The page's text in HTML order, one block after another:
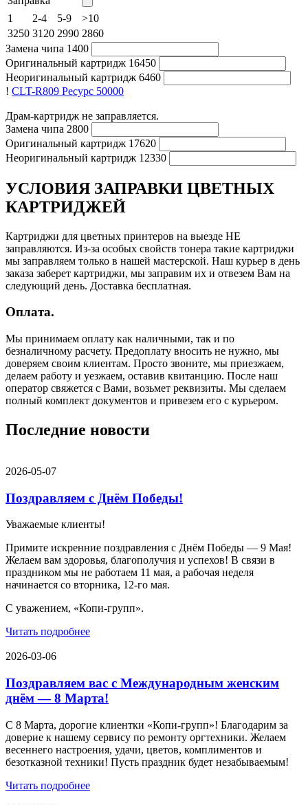
1
2-4 5-9
>10
3250 3120 2990 2860
Замена чипа 1400
Оригинальный картридж 16450
Неоригинальный картридж 6460
! CLT-R809 Ресурс 50000
Драм-картридж не заправляется.
Замена чипа 2800
Оригинальный картридж 17620
Неоригинальный картридж 12330
УСЛОВИЯ ЗАПРАВКИ ЦВЕТНЫХ
КАРТРИДЖЕЙ
Картриджи для цветных принтеров на выезде НЕ
заправляются. Из-за особых свойств тонера такие картриджи
мы заправляем только в нашей мастерской. Наш курьер в день
заказа заберет картриджи, мы заправим их и отвезем Вам на
следующий день. Доставка бесплатная.
Оплата.
Мы принимаем оплату как наличными, так и по
безналичному расчету. Предоплату вносить не нужно, мы
доверяем своим клиентам. Просто звоните, мы приезжаем,
делаем работу и уезжаем, оставив квитанцию. После наш
оператор свяжется с Вами, возьмет реквизиты. Мы сделаем
полный комплект документов и привезем его с курьером.
Последние новости
2026-05-07
Поздравляем с Днём Победы!
Уважаемые клиенты!
Примите искренние поздравления с Днём Победы — 9 Мая!
Желаем вам здоровья, благополучия и успехов! В связи в
праздником мы не работаем 11 мая, а рабочая неделя
начинается со вторника, 12-го мая.
С уважением, «Копи-групп».
Читать подробнее
2026-03-06
Поздравляем вас с Международным женским
днём — 8 Марта!
С 8 Марта, дорогие клиентки «Копи‑групп»! Благодарим за
доверие к нашему сервису по ремонту оргтехники. Желаем
весеннего настроения, удачи, цветов, комплиментов и
безотказной техники! Пусть праздник будет незабываемым!
Читать подробнее